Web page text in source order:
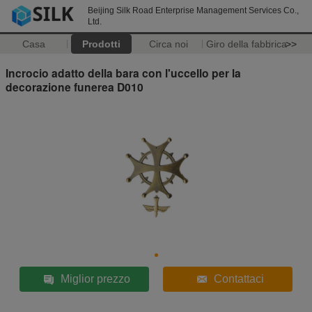
Beijing Silk Road Enterprise Management Services Co.,
Ltd.
Casa Prodotti Circa noi Giro della fabbrica>>
Incrocio adatto della bara con l'uccello per la
decorazione funerea D010
Miglior prezzo Contattaci